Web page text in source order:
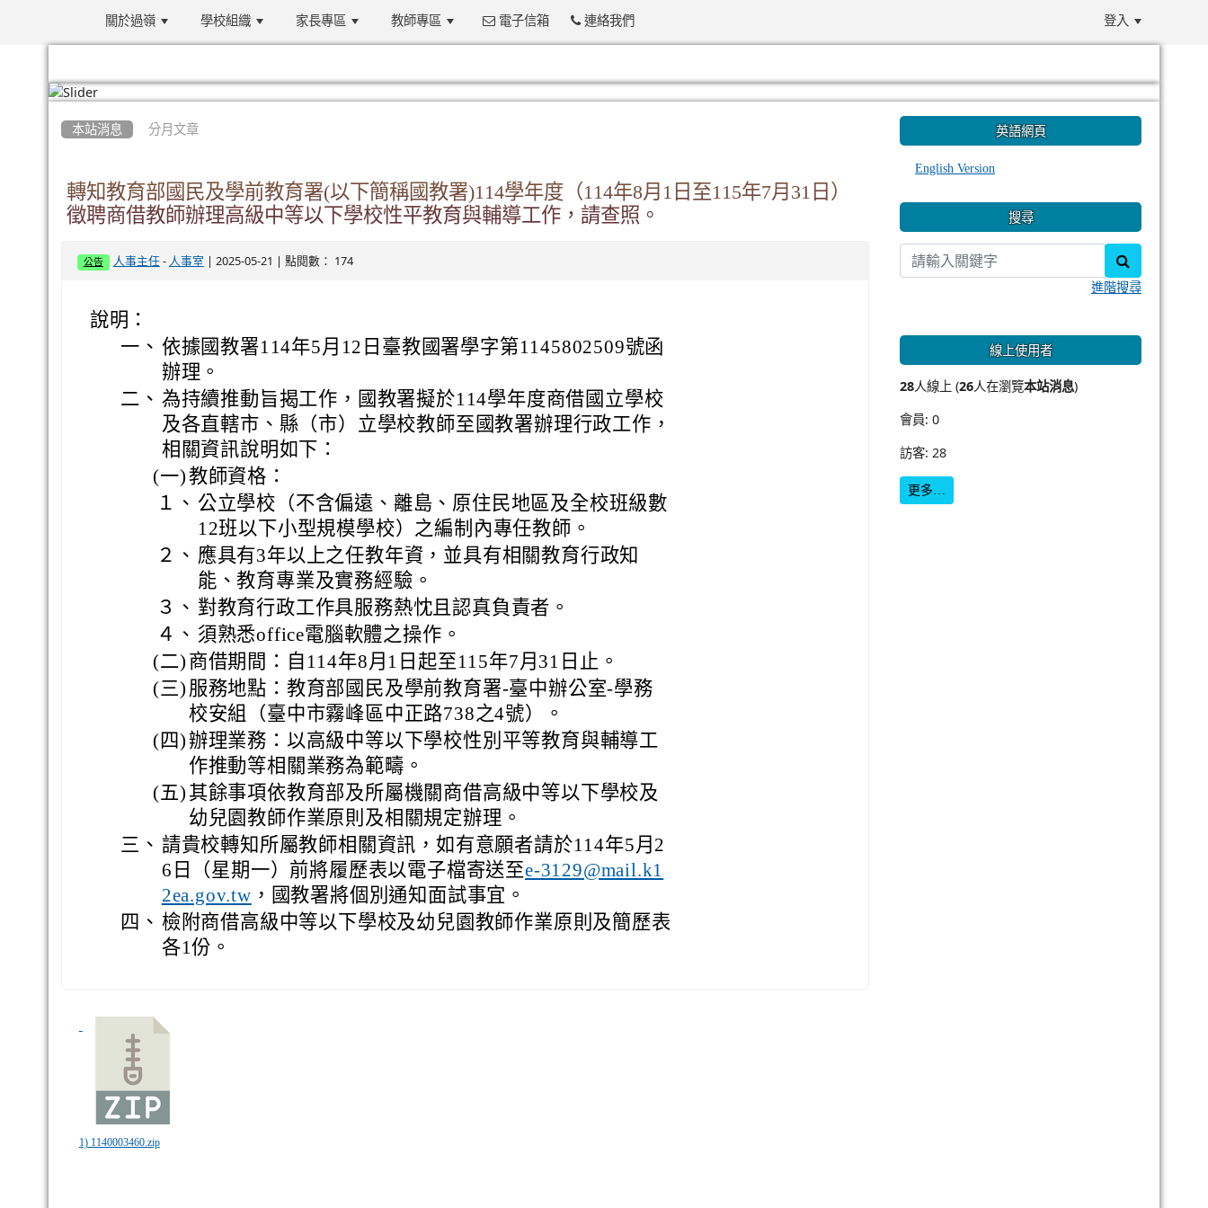
關於過嶺 學校組織 家長專區 教師專區 電子信箱 連絡我們 登入
本站消息 分月文章
轉知教育部國民及學前教育署(以下簡稱國教署)114學年度（114年8月1日至115年7月31日）
徵聘商借教師辦理高級中等以下學校性平教育與輔導工作，請查照。
公告 人事主任- 人事室 | 2025-05-21 | 點閱數： 174
說明：
一、 依據國教署114年5月12日臺教國署學字第1145802509號函
辦理。
二、 為持續推動旨揭工作，國教署擬於114學年度商借國立學校
及各直轄市、縣（市）立學校教師至國教署辦理行政工作，
相關資訊說明如下：
(一)教師資格：
１、 公立學校（不含偏遠、離島、原住民地區及全校班級數
12班以下小型規模學校）之編制內專任教師。
２、 應具有3年以上之任教年資，並具有相關教育行政知
能、教育專業及實務經驗。
３、 對教育行政工作具服務熱忱且認真負責者。
４、 須熟悉office電腦軟體之操作。
(二) 商借期間：自114年8月1日起至115年7月31日止。
(三) 服務地點：教育部國民及學前教育署-臺中辦公室-學務
校安組（臺中市霧峰區中正路738之4號）。
(四)辦理業務：以高級中等以下學校性別平等教育與輔導工
作推動等相關業務為範疇。
(五) 其餘事項依教育部及所屬機關商借高級中等以下學校及
幼兒園教師作業原則及相關規定辦理。
三、 請貴校轉知所屬教師相關資訊，如有意願者請於114年5月2
6日（星期一）前將履歷表以電子檔寄送至e-3129@mail.k1
2ea.gov.tw ，國教署將個別通知面試事宜。
四、 檢附商借高級中等以下學校及幼兒園教師作業原則及簡歷表
各1份。
1) 1140003460.zip
英語網頁
English Version
搜尋
進階搜尋
線上使用者
28人線上 (26人在瀏覽本站消息)
會員: 0
訪客: 28
更多…